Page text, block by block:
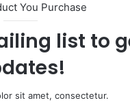
You Purchase
list to
sit amet, consectetur.